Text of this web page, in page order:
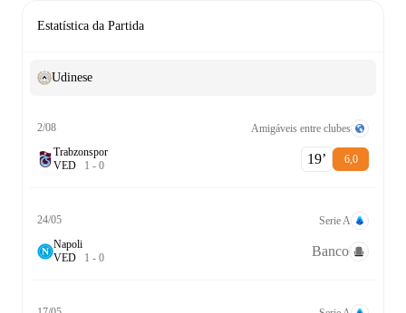
Estatística da Partida
Udinese
2/08
Amigáveis entre clubes
Trabzonspor
VED 1 - 0 19‎’‎ 6,0
24/05
Serie A
Napoli
VED 1 - 0 Banco